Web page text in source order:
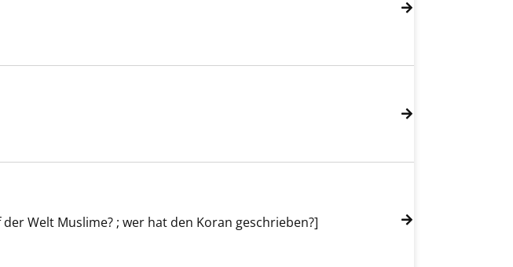
Welt Muslime? ; wer hat den Koran geschrieben?]